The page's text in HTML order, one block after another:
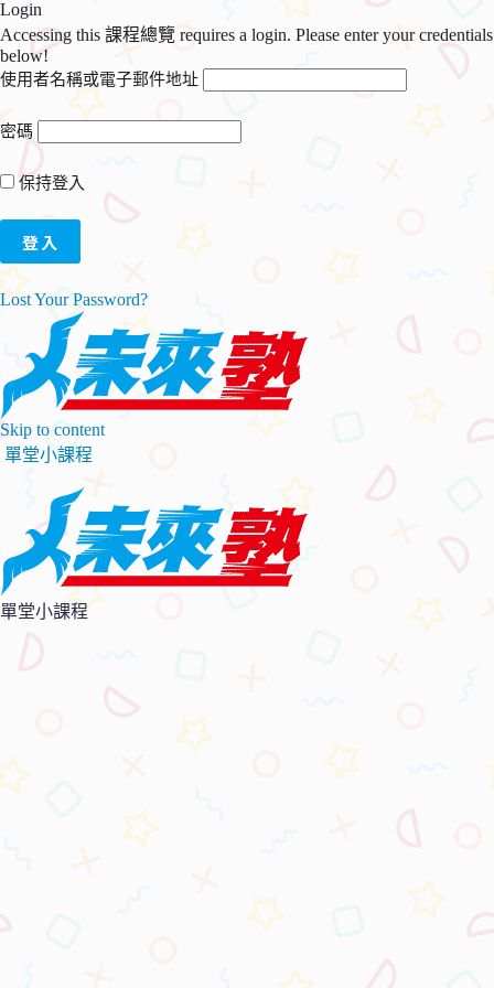
Login
Accessing this 課程總覽 requires a login. Please enter your credentials
below!
使用者名稱或電子郵件地址
密碼
保持登入
Lost Your Password?
Skip to content
單堂小課程
單堂小課程